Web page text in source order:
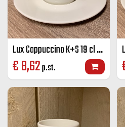
Lux Cappuccino K+S 19 cl creme
€8,62p.st.